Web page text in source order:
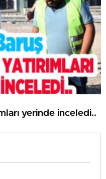
yerinde inceledi..